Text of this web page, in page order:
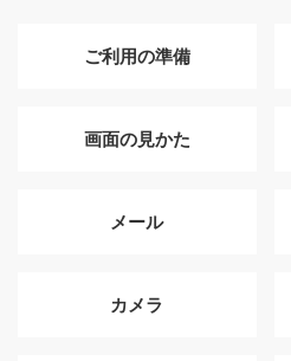
ご利用の準備
画面の見かた
メール
カメラ